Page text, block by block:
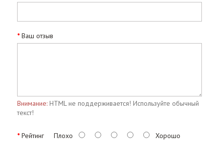
Ваш отзыв
Внимание: HTML не поддерживается! Используйте обычный
текст!
Рейтинг Плохо Хорошо